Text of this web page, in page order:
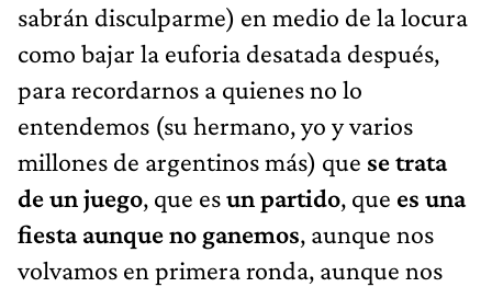
sabrán disculparme) en medio de la locura
como bajar la euforia desatada después,
para recordarnos a quienes no lo
entendemos (su hermano, yo y varios
millones de argentinos más) que se trata
de un juego, que esun partido, que es una
fiesta aunque no ganemos, aunque nos
volvamos en primera ronda, aunque nos